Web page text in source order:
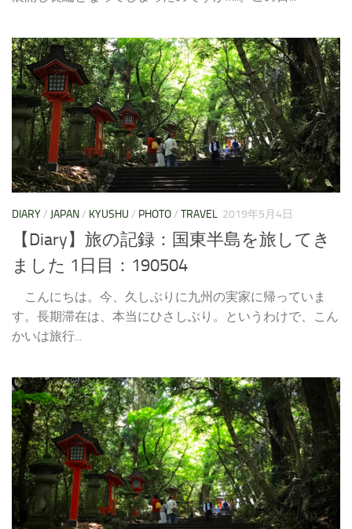
DIARY/ JAPAN/ KYUSHU / PHOTO/ TRAVEL 2019年5月4日
【Diary】旅の記録：国東半島を旅してき
ました 1日目：190504
こんにちは。今、久しぶりに九州の実家に帰っていま
す。長期滞在は、本当にひさしぶり。というわけで、こん
かいは旅行...